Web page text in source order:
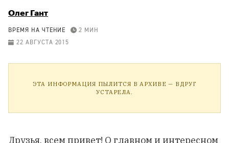
Олег Гант
ВРЕМЯ НА ЧТЕНИЕ
2 МИН
22 АВГУСТА 2015
ЭТА ИНФОРМАЦИЯ ПЫЛИТСЯ В АРХИВЕ — ВДРУГ
УСТАРЕЛА.
Друзья, всем привет! О главном и интересном